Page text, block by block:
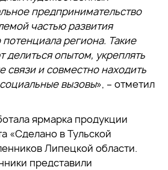
предпринимательство
частью развития
региона. Такие
делиться опытом, укреплять
связи и совместно находить
вызовы», – отметил
ярмарка продукции
«Сделано в Тульской
Липецкой области.
представили